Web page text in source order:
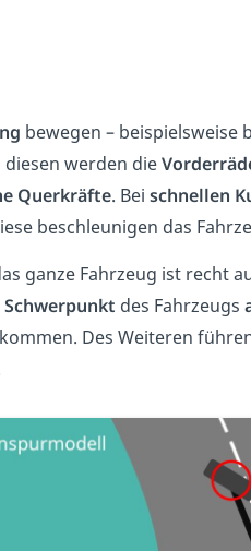
bewegen – beispielsweise
diesen werden die
Querkräfte. Bei schnellen
beschleunigen das
ganze Fahrzeug ist recht
Schwerpunkt des Fahrzeugs
Des Weiteren